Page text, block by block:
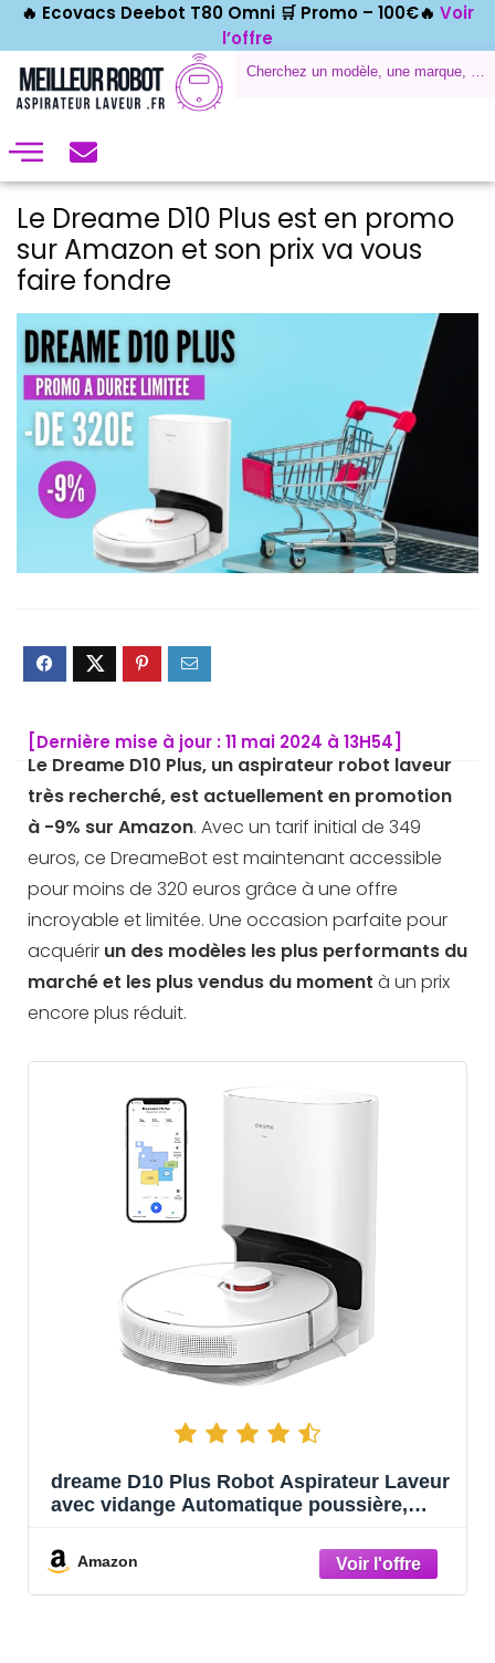
🔥 Ecovacs Deebot T80 Omni 🛒 Promo – 100€🔥 Voir
l’offre
Le Dreame D10 Plus est en promo
sur Amazon et son prix va vous
faire fondre
[Dernière mise à jour : 11 mai 2024 à 13H54]
Le Dreame D10 Plus, un aspirateur robot laveur
très recherché, est actuellement en promotion
à -9% sur Amazon. Avec un tarif initial de 349
euros, ce DreameBot est maintenant accessible
pour moins de 320 euros grâce à une offre
incroyable et limitée. Une occasion parfaite pour
acquérir un des modèles les plus performants du
marché et les plus vendus du moment à un prix
encore plus réduit.
dreame D10 Plus Robot Aspirateur Laveur
avec vidange Automatique poussière,
Aspiration 4000Pa Tapis et Poils
d’animaux, Batterie 170 Min,
WiFi/APP/Alexa
Amazon